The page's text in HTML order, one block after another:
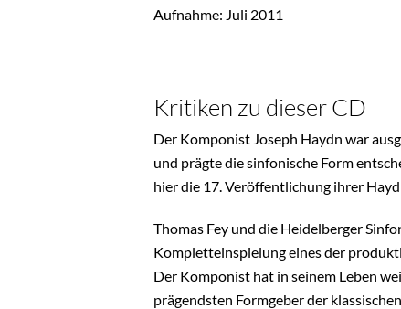
Aufnahme: Juli 2011
Kritiken zu dieser CD
Der Komponist Joseph Haydn war
und prägte die sinfonische Form
hier die 17. Veröffentlichung ihrer
Thomas Fey und die Heidelberger
Kompletteinspielung eines der
Der Komponist hat in seinem Leben
prägendsten Formgeber der